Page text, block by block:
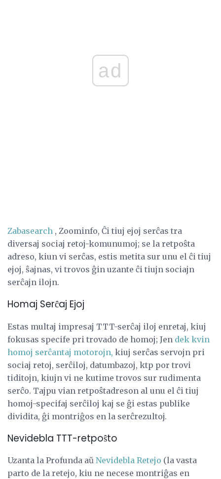
ad
Zabasearch , Zoominfo, Ĉi tiuj ejoj serĉas tra
diversaj sociaj retoj-komunumoj; se la retpoŝta
adreso, kiun vi serĉas, estis metita sur unu el ĉi tiuj
ejoj, ŝajnas, vi trovos ĝin uzante ĉi tiujn sociajn
serĉajn ilojn.
Homaj Serĉaj Ejoj
Estas multaj impresaj TTT-serĉaj iloj enretaj, kiuj
fokusas specife pri trovado de homoj; Jen dek kvin
homoj serĉantaj motorojn, kiuj serĉas servojn pri
sociaj retoj, serĉiloj, datumbazoj, ktp por trovi
tiditojn, kiujn vi ne kutime trovos sur rudimenta
serĉo. Tajpu vian retpoŝtadreson al unu el ĉi tiuj
homoj-specifaj serĉiloj kaj se ĝi estas publike
dividita, ĝi montriĝos en la serĉrezultoj.
Nevidebla TTT-retpoŝto
Uzanta la Profunda aŭ Nevidebla Retejo (la vasta
parto de la retejo, kiu ne necese montriĝas en